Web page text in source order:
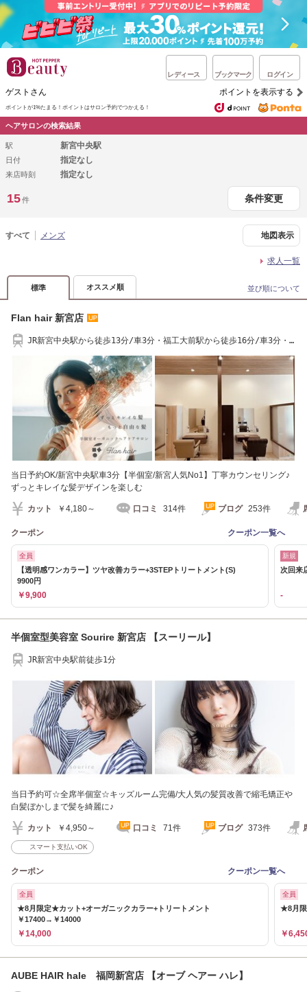
レディース ブックマーク ログイン
ゲストさん ポイントを表示する
ポイントが1%たまる！ ポイントはサロン予約でつかえる！
ヘアサロンの検索結果
駅 新宮中央駅
日付 指定なし
来店時刻 指定なし
15件 条件変更
すべて メンズ 地図表示
求人一覧
標準 オススメ順 並び順について
Flan hair 新宮店
JR新宮中央駅から徒歩13分/車3分・福工大前駅から徒歩16分/車3分・
当日予約OK/新宮中央駅車3分【半個室/新宮人気No1】丁寧カウンセリング♪
ずっとキレイな髪デザインを楽しむ
カット ￥4,180～ 口コミ 314件 ブログ 253件
クーポン クーポン一覧へ
全員
【透明感ワンカラー】ツヤ改善カラー+3STEPトリートメント(S)
9900円
￥9,900
新規
次回来
-
半個室型美容室 Sourire 新宮店 【スーリール】
JR新宮中央駅前徒歩1分
当日予約可☆全席半個室☆キッズルーム完備/大人気の髪質改善で縮毛矯正や
白髪ぼかしまで髪を綺麗に♪
カット ￥4,950～ 口コミ 71件 ブログ 373件
スマート支払いOK
クーポン クーポン一覧へ
全員
★8月限定★カット+オーガニックカラー+トリートメント
￥17400→￥14000
￥14,000
全員
★8月限
￥
AUBE HAIR hale 福岡新宮店 【オーブ ヘアー ハレ】